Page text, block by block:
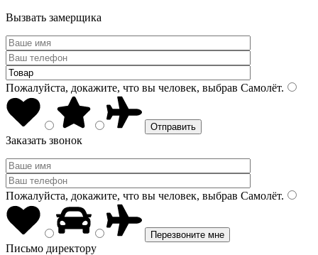
Вызвать замерщика
Пожалуйста, докажите, что вы человек, выбрав Самолёт.
Заказать звонок
Пожалуйста, докажите, что вы человек, выбрав Самолёт.
Письмо директору